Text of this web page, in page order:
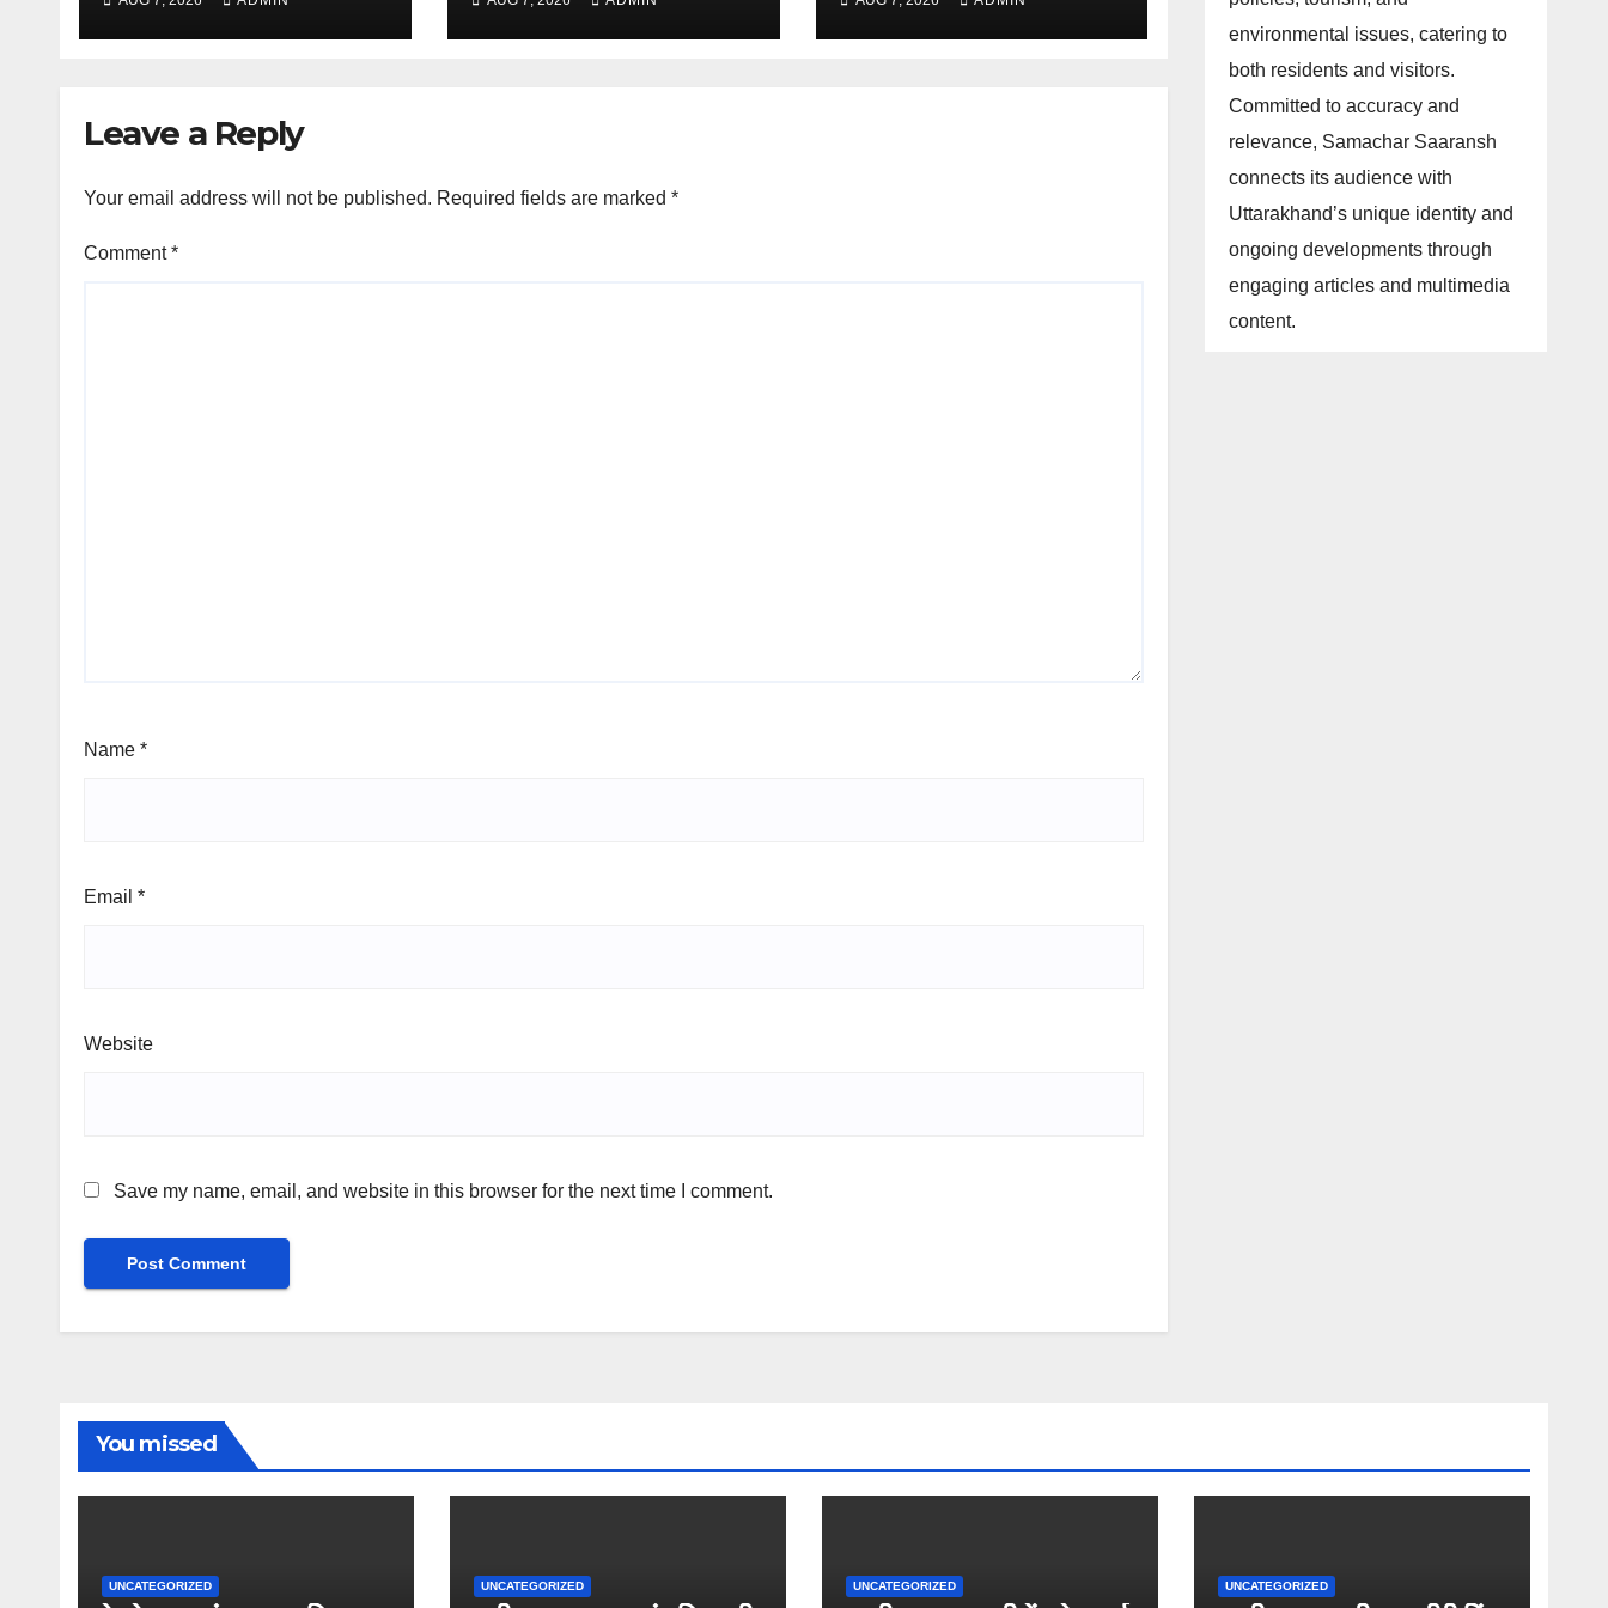
का लिया जायजा
Leave a Reply
Your email address will not be published. Required fields are marked *
Comment*
Name *
Email *
Website
Save my name, email, and website in this browser for the next time I comment.
environmental issues, catering to
both residents and visitors.
Committed to accuracy and
relevance, Samachar Saaransh
connects its audience with
Uttarakhand’s unique identity and
ongoing developments through
engaging articles and multimedia
content.
You missed
UNCATEGORIZED UNCATEGORIZED UNCATEGORIZED UNCATEGORIZED